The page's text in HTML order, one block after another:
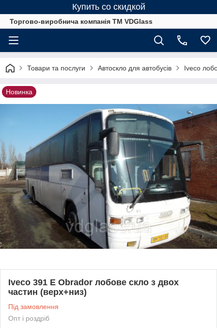
Купить со скидкой
Торгово-виробнича компанія ТМ VDGlass
Товари та послуги Автоскло для автобуcів Iveco
Новинка
Iveco 391 E Obrador лобове скло з двох
частин (верх+низ)
Під замовлення
Опт і роздріб